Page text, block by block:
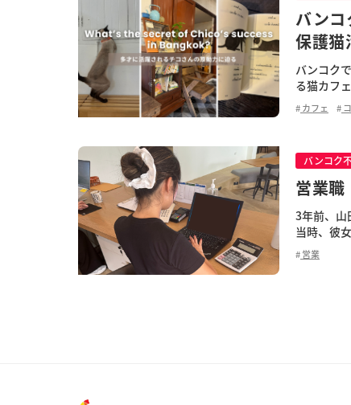
バンコ
保護猫
バンコク
る猫カフ
ト等、多
カフェ
バンコク
営業職
3年前、山
当時、彼
功を掴む
営業